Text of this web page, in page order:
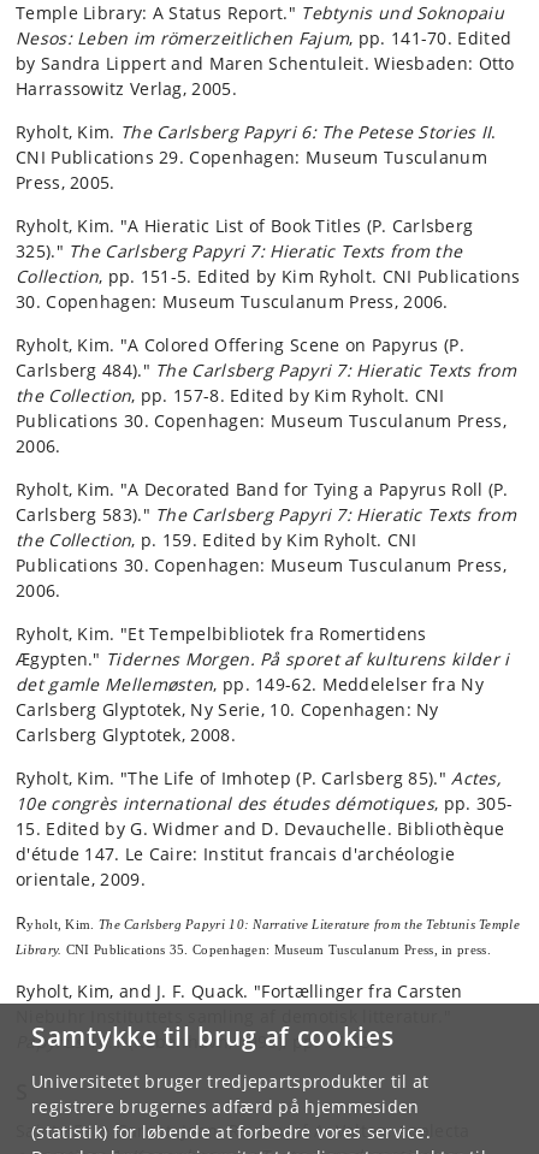
Samtykke til brug af cookies
Universitetet bruger tredjepartsprodukter til at
registrere brugernes adfærd på hjemmesiden
(statistik) for løbende at forbedre vores service.
Temple Library: A Status Report." Tebtynis und Soknopaiu
Nesos: Leben im römerzeitlichen Fajum, pp. 141-70. Edited
by Sandra Lippert and Maren Schentuleit. Wiesbaden: Otto
Harrassowitz Verlag, 2005.
Ryholt, Kim. The Carlsberg Papyri 6: The Petese Stories II.
CNI Publications 29. Copenhagen: Museum Tusculanum
Press, 2005.
Ryholt, Kim. "A Hieratic List of Book Titles (P. Carlsberg
325)." The Carlsberg Papyri 7: Hieratic Texts from the
Collection, pp. 151-5. Edited by Kim Ryholt. CNI Publications
30. Copenhagen: Museum Tusculanum Press, 2006.
Ryholt, Kim. "A Colored Offering Scene on Papyrus (P.
Carlsberg 484)." The Carlsberg Papyri 7: Hieratic Texts from
the Collection, pp. 157-8. Edited by Kim Ryholt. CNI
Publications 30. Copenhagen: Museum Tusculanum Press,
2006.
Ryholt, Kim. "A Decorated Band for Tying a Papyrus Roll (P.
Carlsberg 583)." The Carlsberg Papyri 7: Hieratic Texts from
the Collection, p. 159. Edited by Kim Ryholt. CNI
Publications 30. Copenhagen: Museum Tusculanum Press,
2006.
Ryholt, Kim. "Et Tempelbibliotek fra Romertidens
Ægypten." Tidernes Morgen. På sporet af kulturens kilder i
det gamle Mellemøsten, pp. 149-62. Meddelelser fra Ny
Carlsberg Glyptotek, Ny Serie, 10. Copenhagen: Ny
Carlsberg Glyptotek, 2008.
Ryholt, Kim. "The Life of Imhotep (P. Carlsberg 85)."Actes,
10e congrès international des études démotiques, pp. 305-
15. Edited by G. Widmer and D. Devauchelle. Bibliothèque
d'étude 147. Le Caire: Institut francais d'archéologie
orientale, 2009.
Ryholt, Kim. The Carlsberg Papyri 10: Narrative Literature from the Tebtunis Temple
Library. CNI Publications 35. Copenhagen: Museum Tusculanum Press, in press.
Ryholt, Kim, and J. F. Quack. "Fortællinger fra Carsten
Papyrus16.1 (København, 1996), pp. 17-23.
Sainte Fare Garnot, Jean. Review of A. Volten, Analecta